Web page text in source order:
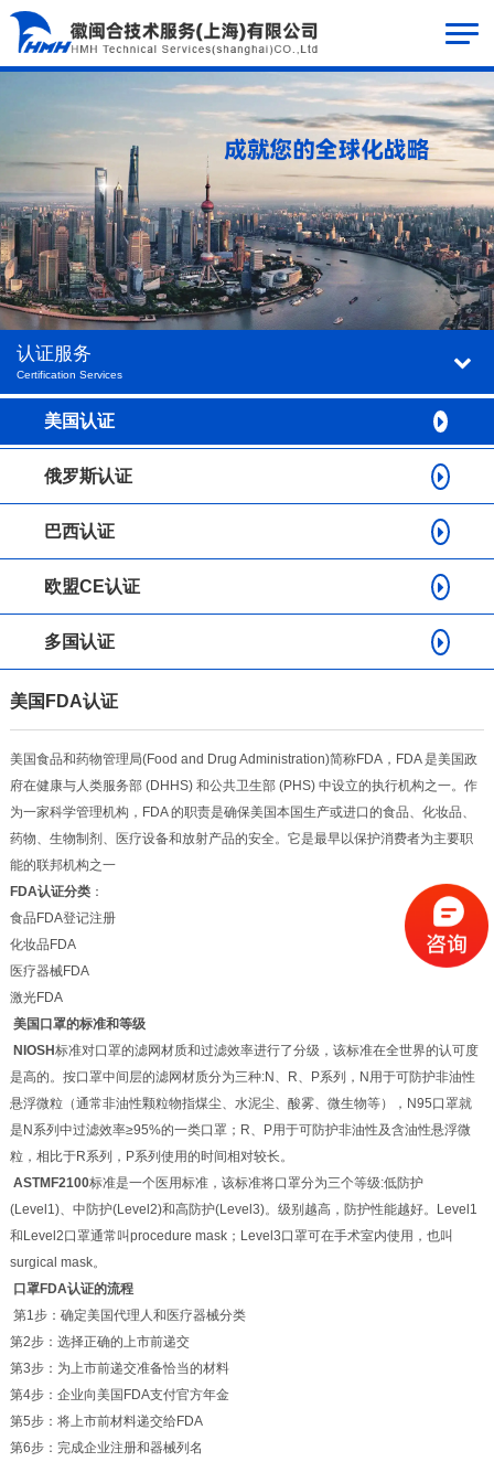
认证服务
Certification Services
美国认证
俄罗斯认证
巴西认证
欧盟CE认证
多国认证
美国FDA认证
美国食品和药物管理局(Food and Drug Administration)简称FDA，FDA 是美国政
府在健康与人类服务部 (DHHS) 和公共卫生部 (PHS) 中设立的执行机构之一。作
为一家科学管理机构，FDA 的职责是确保美国本国生产或进口的食品、化妆品、
药物、生物制剂、医疗设备和放射产品的安全。它是最早以保护消费者为主要职
能的联邦机构之一
FDA认证分类：
食品FDA登记注册
化妆品FDA
医疗器械FDA
激光FDA
美国口罩的标准和等级
NIOSH 标准对口罩的滤网材质和过滤效率进行了分级，该标准在全世界的认可度
是高的。按口罩中间层的滤网材质分为三种:N、R、P系列，N用于可防护非油性
悬浮微粒（通常非油性颗粒物指煤尘、水泥尘、酸雾、微生物等），N95口罩就
是N系列中过滤效率≥95%的一类口罩；R、P用于可防护非油性及含油性悬浮微
粒，相比于R系列，P系列使用的时间相对较长。
ASTMF2100标准是一个医用标准，该标准将口罩分为三个等级:低防护
(Level1)、中防护(Level2)和高防护(Level3)。级别越高，防护性能越好。Level1
和Level2口罩通常叫procedure mask；Level3口罩可在手术室内使用，也叫
surgical mask。
口罩FDA认证的流程
第1步：确定美国代理人和医疗器械分类
第2步：选择正确的上市前递交
第3步：为上市前递交准备恰当的材料
第4步：企业向美国FDA支付官方年金
第5步：将上市前材料递交给FDA
第6步：完成企业注册和器械列名